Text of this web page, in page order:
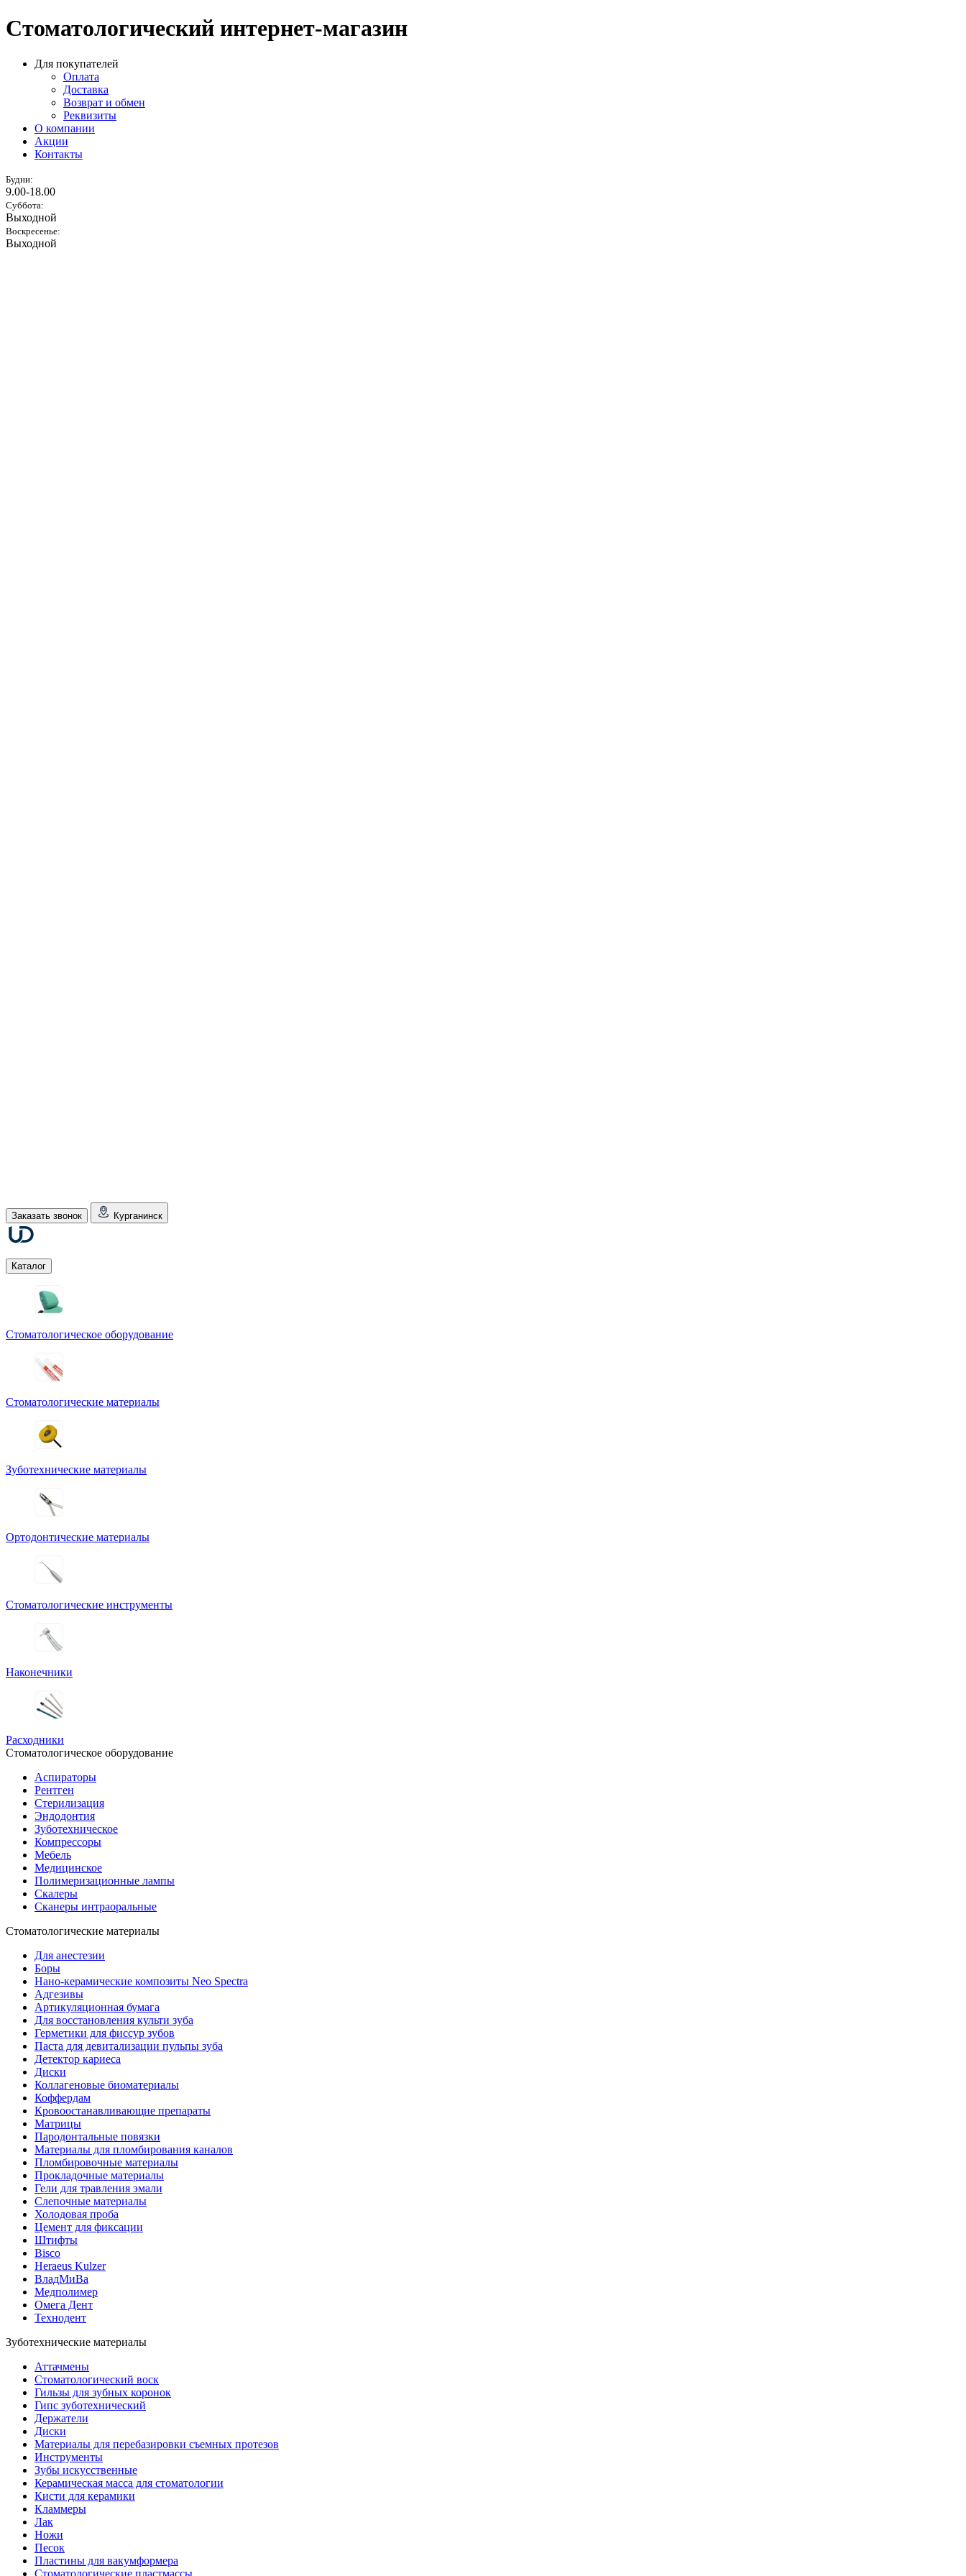
Стоматологический интернет-магазин
Для покупателей
Оплата
Доставка
Возврат и обмен
Реквизиты
О компании
Акции
Контакты
Будни:
9.00-18.00
Суббота:
Выходной
Воскресенье:
Выходной
Заказать звонок Курганинск
Каталог
Стоматологическое оборудование
Стоматологические материалы
Зуботехнические материалы
Ортодонтические материалы
Стоматологические инструменты
Наконечники
Расходники
Стоматологическое оборудование
Аспираторы
Рентген
Стерилизация
Эндодонтия
Зуботехническое
Компрессоры
Мебель
Медицинское
Полимеризационные лампы
Скалеры
Сканеры интраоральные
Стоматологические материалы
Для анестезии
Боры
Нано-керамические композиты Neo Spectra
Адгезивы
Артикуляционная бумага
Для восстановления культи зуба
Герметики для фиссур зубов
Паста для девитализации пульпы зуба
Детектор кариеса
Диски
Коллагеновые биоматериалы
Коффердам
Кровоостанавливающие препараты
Матрицы
Пародонтальные повязки
Материалы для пломбирования каналов
Пломбировочные материалы
Прокладочные материалы
Гели для травления эмали
Слепочные материалы
Холодовая проба
Цемент для фиксации
Штифты
Bisco
Heraeus Kulzer
ВладМиВа
Медполимер
Омега Дент
Технодент
Зуботехнические материалы
Аттачмены
Стоматологический воск
Гильзы для зубных коронок
Гипс зуботехнический
Держатели
Диски
Материалы для перебазировки съемных протезов
Инструменты
Зубы искусственные
Керамическая масса для стоматологии
Кисти для керамики
Кламмеры
Лак
Ножи
Песок
Пластины для вакумформера
Стоматологические пластмассы